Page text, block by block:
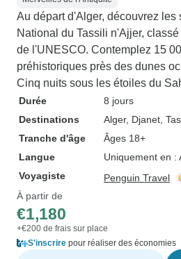
Au départ d'Alger, découvrez les
National du Tassili n'Ajjer,
de l'UNESCO. Contemplez 15
préhistoriques près des dunes
Cinq nuits sous les étoiles du
Durée
8 jours
Destinations
Alger, Djanet ,
Tranche d'âge
Âges 18+
Langue
Uniquement en :
Voyagiste
Penguin Travel
À partir de
€1,180
+€200 de frais sur place
S'inscrire pour réaliser des économies